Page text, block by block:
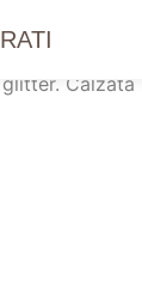
Calzata